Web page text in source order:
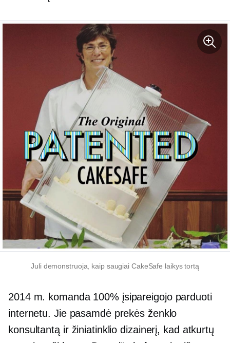
Juli demonstruoja, kaip saugiai CakeSafe laikys tortą
2014 m. komanda 100% įsipareigojo parduoti
internetu. Jie pasamdė prekės ženklo
konsultantą ir žiniatinklio dizainerį, kad atkurtų